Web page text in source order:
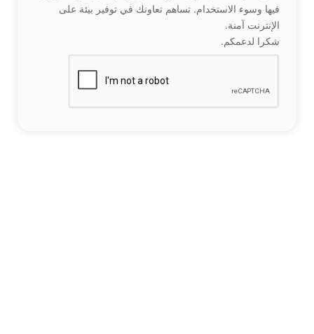
فيها وسوء الاستخدام. تساهم تعاونك في توفير بيئة على
الإنترنت آمنة.
شكرا لدعمكم.